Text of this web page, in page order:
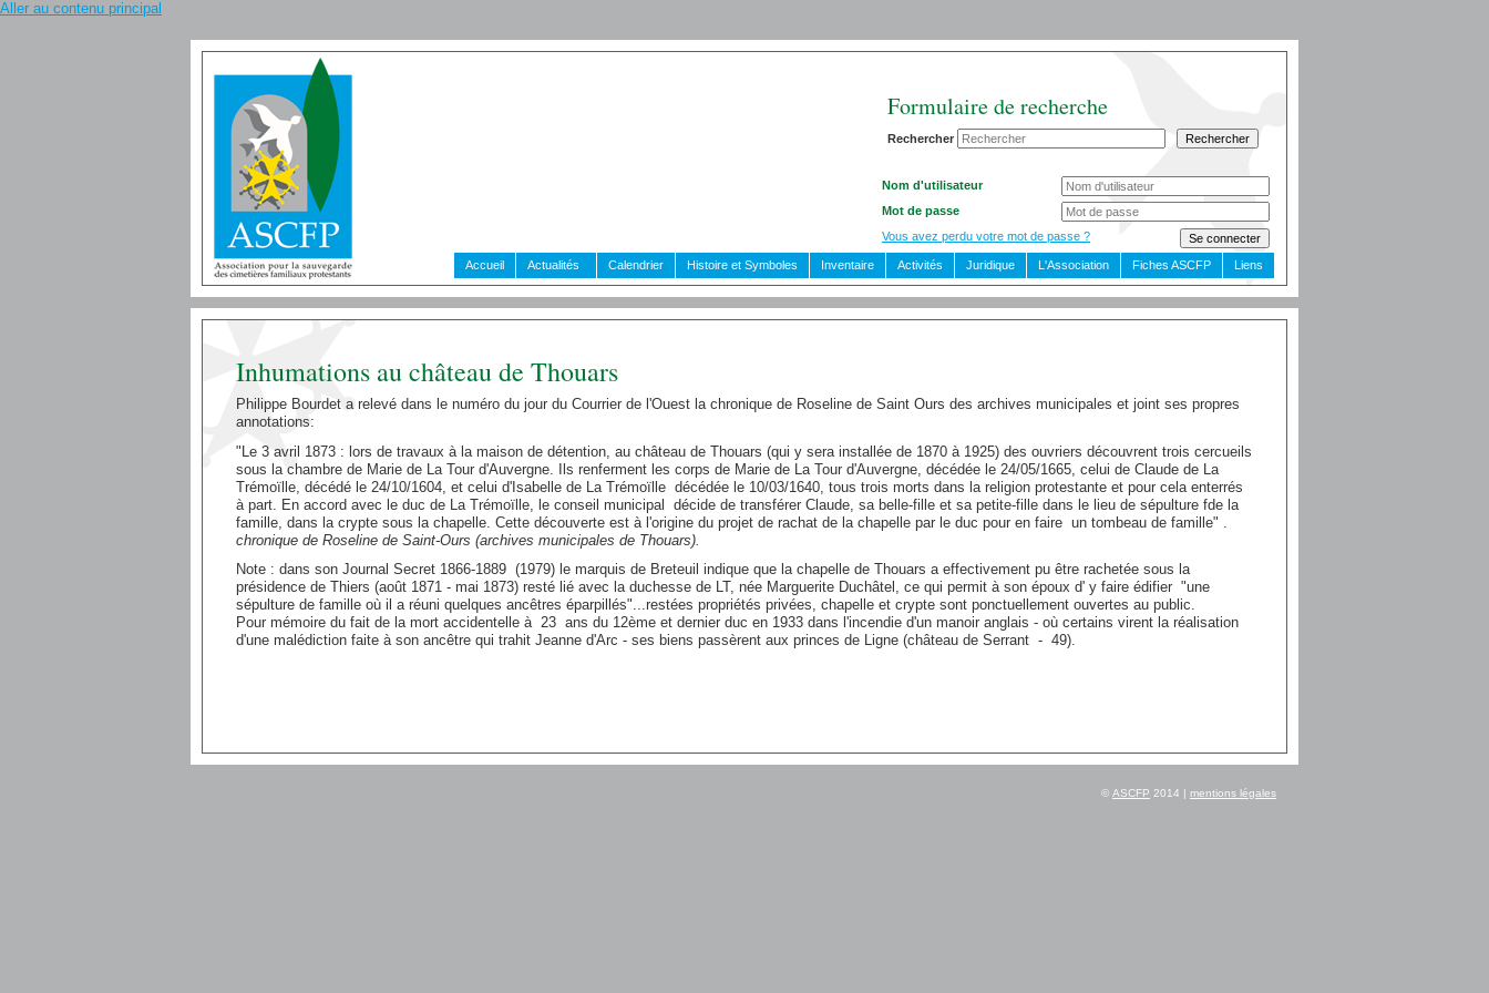
Aller au contenu principal
Formulaire de recherche
Rechercher
Nom d'utilisateur
Mot de passe
Vous avez perdu votre mot de passe ?
Accueil Actualités Calendrier Histoire et Symboles Inventaire Activités Juridique L'Association Fiches ASCFP Liens
Inhumations au château de Thouars
Philippe Bourdet a relevé dans le numéro du jour du Courrier de l'Ouest la chronique de Roseline de Saint Ours des archives municipales et joint ses propres
annotations:
"Le 3 avril 1873 : lors de travaux à la maison de détention, au château de Thouars (qui y sera installée de 1870 à 1925) des ouvriers découvrent trois cercueils
sous la chambre de Marie de La Tour d'Auvergne. Ils renferment les corps de Marie de La Tour d'Auvergne, décédée le 24/05/1665, celui de Claude de La
Trémoïlle, décédé le 24/10/1604, et celui d'Isabelle de La Trémoïlle décédée le 10/03/1640, tous trois morts dans la religion protestante et pour cela enterrés
à part. En accord avec le duc de La Trémoïlle, le conseil municipal décide de transférer Claude, sa belle-fille et sa petite-fille dans le lieu de sépulture fde la
famille, dans la crypte sous la chapelle. Cette découverte est à l'origine du projet de rachat de la chapelle par le duc pour en faire un tombeau de famille" .
chronique de Roseline de Saint-Ours (archives municipales de Thouars).
Note : dans son Journal Secret 1866-1889 (1979) le marquis de Breteuil indique que la chapelle de Thouars a effectivement pu être rachetée sous la
présidence de Thiers (août 1871 - mai 1873) resté lié avec la duchesse de LT, née Marguerite Duchâtel, ce qui permit à son époux d' y faire édifier "une
sépulture de famille où il a réuni quelques ancêtres éparpillés"...restées propriétés privées, chapelle et crypte sont ponctuellement ouvertes au public.
Pour mémoire du fait de la mort accidentelle à 23 ans du 12ème et dernier duc en 1933 dans l'incendie d'un manoir anglais - où certains virent la réalisation
d'une malédiction faite à son ancêtre qui trahit Jeanne d'Arc - ses biens passèrent aux princes de Ligne (château de Serrant - 49).
© ASCFP 2014 | mentions légales